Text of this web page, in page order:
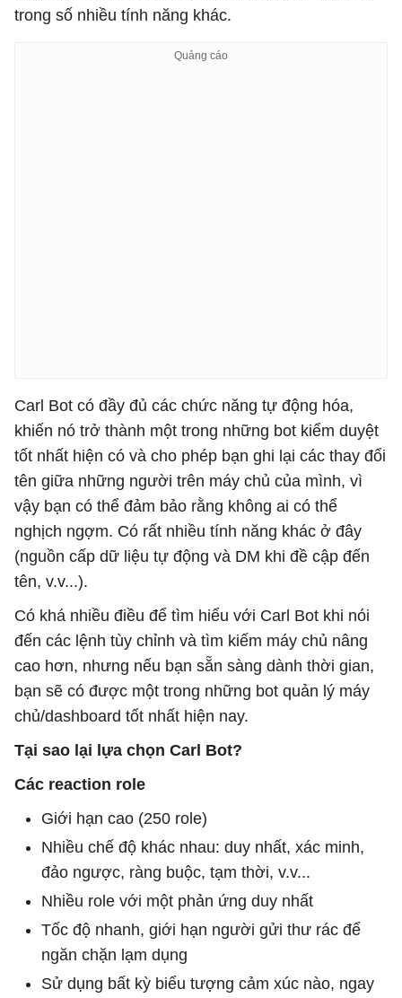
trong số nhiều tính năng khác.
Carl Bot có đầy đủ các chức năng tự động hóa,
khiến nó trở thành một trong những bot kiểm duyệt
tốt nhất hiện có và cho phép bạn ghi lại các thay đổi
tên giữa những người trên máy chủ của mình, vì
vậy bạn có thể đảm bảo rằng không ai có thể
nghịch ngợm. Có rất nhiều tính năng khác ở đây
(nguồn cấp dữ liệu tự động và DM khi đề cập đến
tên, v.v...).
Có khá nhiều điều để tìm hiểu với Carl Bot khi nói
đến các lệnh tùy chỉnh và tìm kiếm máy chủ nâng
cao hơn, nhưng nếu bạn sẵn sàng dành thời gian,
bạn sẽ có được một trong những bot quản lý máy
chủ/dashboard tốt nhất hiện nay.
Tại sao lại lựa chọn Carl Bot?
Các reaction role
Giới hạn cao (250 role)
Nhiều chế độ khác nhau: duy nhất, xác minh,
đảo ngược, ràng buộc, tạm thời, v.v...
Nhiều role với một phản ứng duy nhất
Tốc độ nhanh, giới hạn người gửi thư rác để
ngăn chặn lạm dụng
Sử dụng bất kỳ biểu tượng cảm xúc nào, ngay